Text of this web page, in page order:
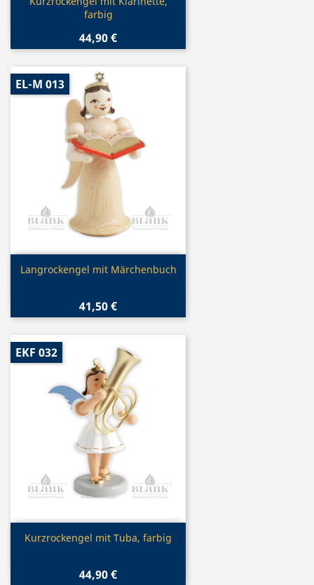
farbig
44,90 €
Vorschau
Langrockengel mit Märchenbuch
41,50 €
EL-M 013
Vorschau
Kurzrockengel mit Tuba, farbig
44,90 €
EKF 032